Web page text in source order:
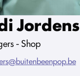
Jordens
- Shop